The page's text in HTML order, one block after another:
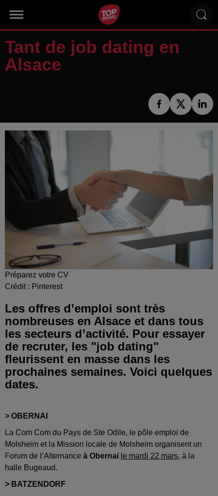
Tant de job dating en
Alsace
Préparez votre CV
Crédit : Pinterest
Les offres d’emploi sont très
nombreuses en Alsace et dans tous
les secteurs d’activité. Pour essayer
de recruter, les "job dating"
fleurissent en masse dans les
prochaines semaines. Voici quelques
dates.
> OBERNAI
La Com Com du Pays de Ste Odile, le pôle emploi de
Molsheim et la Mission locale de Molsheim organisent un
Forum de l’Alternance à Obernai le mardi 22 mars, à la
halle Bugeaud.
> BATZENDORF